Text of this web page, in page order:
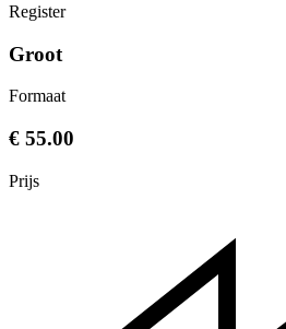
Register
Groot
Formaat
€ 55.00
Prijs